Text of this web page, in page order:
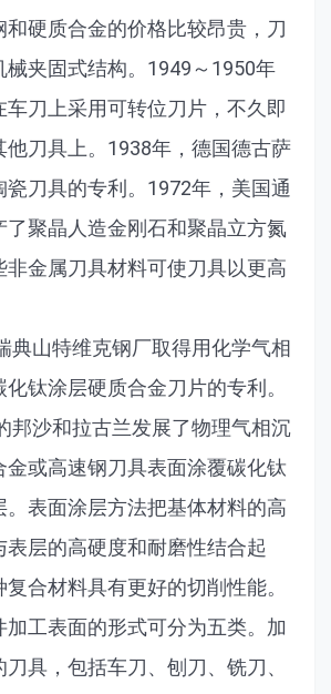
硬质合金的价格比较昂贵，刀
械夹固式结构。1949～1950年
车刀上采用可转位刀片，不久即
他刀具上。1938年，德国德古萨
刀具的专利。1972年，美国通
了聚晶人造金刚石和聚晶立方氮
非金属刀具材料可使刀具以更高
山特维克钢厂取得用化学气相
钛涂层硬质合金刀片的专利。
邦沙和拉古兰发展了物理气相沉
金或高速钢刀具表面涂覆碳化钛
。表面涂层方法把基体材料的高
层的高硬度和耐磨性结合起
合材料具有更好的切削性能。
工表面的形式可分为五类。加
具，包括车刀、刨刀、铣刀、